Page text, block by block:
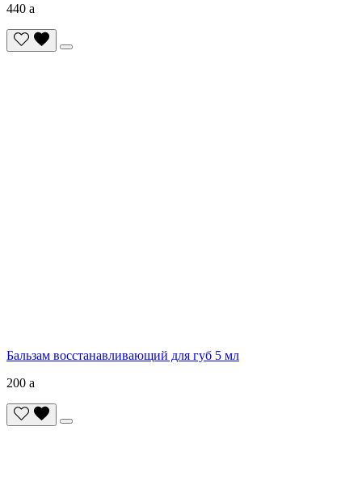
440 a
Бальзам восстанавливающий для губ 5 мл
200 a